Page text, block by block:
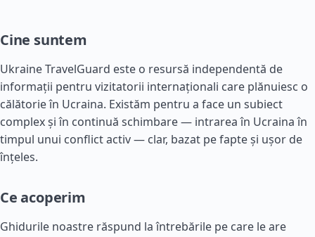
Cine suntem
Ukraine TravelGuard este o resursă independentă de
informații pentru vizitatorii internaționali care plănuiesc o
călătorie în Ucraina. Existăm pentru a face un subiect
complex și în continuă schimbare — intrarea în Ucraina în
timpul unui conflict activ — clar, bazat pe fapte și ușor de
înțeles.
Ce acoperim
Ghidurile noastre răspund la întrebările pe care le are